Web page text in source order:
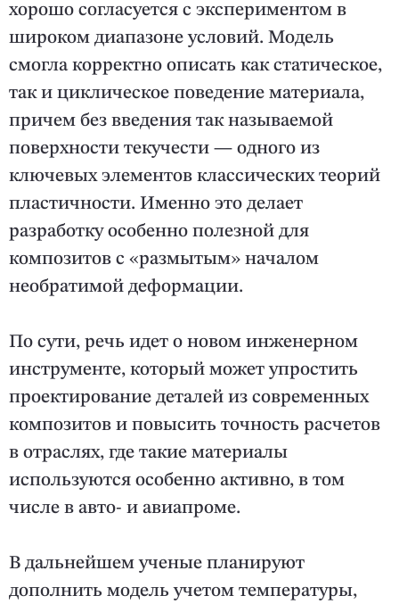
хорошо согласуется с экспериментом в
широком диапазоне условий. Модель
смогла корректно описать как статическое,
так и циклическое поведение материала,
причем без введения так называемой
поверхности текучести — одного из
ключевых элементов классических теорий
пластичности. Именно это делает
разработку особенно полезной для
композитов с «размытым» началом
необратимой деформации.
По сути, речь идет о новом инженерном
инструменте, который может упростить
проектирование деталей из современных
композитов и повысить точность расчетов
в отраслях, где такие материалы
используются особенно активно, в том
числе в авто- и авиапроме.
В дальнейшем ученые планируют
дополнить модель учетом температуры,